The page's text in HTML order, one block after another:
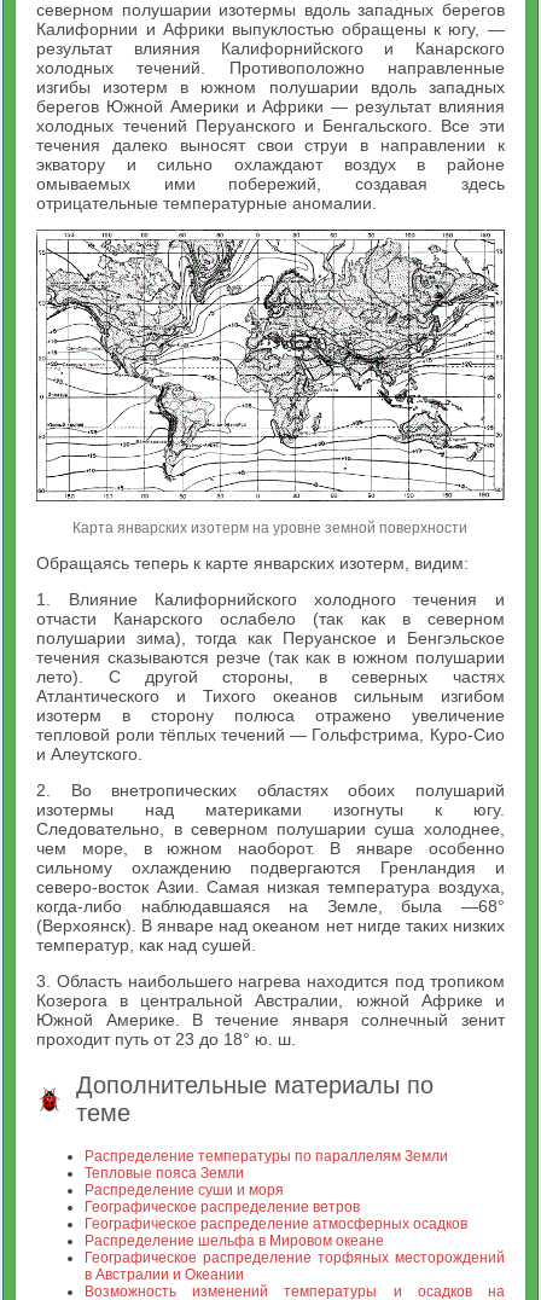
северном полушарии изотермы вдоль западных берегов
Калифорнии и Африки выпуклостью обращены к югу, —
результат влияния Калифорнийского и Канарского
холодных течений. Противоположно направленные
изгибы изотерм в южном полушарии вдоль западных
берегов Южной Америки и Африки — результат влияния
холодных течений Перуанского и Бенгальского. Все эти
течения далеко выносят свои струи в направлении к
экватору и сильно охлаждают воздух в районе
омываемых ими побережий, создавая здесь
отрицательные температурные аномалии.
Карта январских изотерм на уровне земной поверхности
Обращаясь теперь к карте январских изотерм, видим:
1. Влияние Калифорнийского холодного течения и
отчасти Канарского ослабело (так как в северном
полушарии зима), тогда как Перуанское и Бенгэльское
течения сказываются резче (так как в южном полушарии
лето). С другой стороны, в северных частях
Атлантического и Тихого океанов сильным изгибом
изотерм в сторону полюса отражено увеличение
тепловой роли тёплых течений — Гольфстрима, Куро-Сио
и Алеутского.
2. Во внетропических областях обоих полушарий
изотермы над материками изогнуты к югу.
Следовательно, в северном полушарии суша холоднее,
чем море, в южном наоборот. В январе особенно
сильному охлаждению подвергаются Гренландия и
северо-восток Азии. Самая низкая температура воздуха,
когда-либо наблюдавшаяся на Земле, была —68°
(Верхоянск). В январе над океаном нет нигде таких низких
температур, как над сушей.
3. Область наибольшего нагрева находится под тропиком
Козерога в центральной Австралии, южной Африке и
Южной Америке. В течение января солнечный зенит
проходит путь от 23 до 18° ю. ш.
Дополнительные материалы по
теме
Распределение температуры по параллелям Земли
Тепловые пояса Земли
Распределение суши и моря
Географическое распределение ветров
Географическое распределение атмосферных осадков
Распределение шельфа в Мировом океане
Географическое распределение торфяных месторождений
в Австралии и Океании
Возможность изменений температуры и осадков на